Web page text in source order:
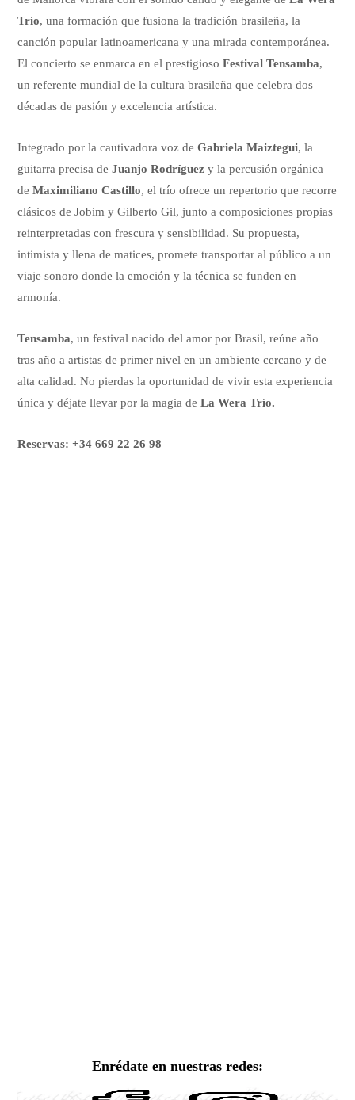
Trío, una formación que fusiona la tradición brasileña, la
canción popular latinoamericana y una mirada contemporánea.
El concierto se enmarca en el prestigiosoFestival Tensamba,
un referente mundial de la cultura brasileña que celebra dos
décadas de pasión y excelencia artística.
Integrado por la cautivadora voz deGabriela Maiztegui, la
guitarra precisa deJuanjo Rodríguez y la percusión orgánica
deMaximiliano Castillo, el trío ofrece un repertorio que recorre
clásicos de Jobim y Gilberto Gil, junto a composiciones propias
reinterpretadas con frescura y sensibilidad. Su propuesta,
intimista y llena de matices, promete transportar al público a un
viaje sonoro donde la emoción y la técnica se funden en
armonía.
Tensamba, un festival nacido del amor por Brasil, reúne año
tras año a artistas de primer nivel en un ambiente cercano y de
alta calidad. No pierdas la oportunidad de vivir esta experiencia
única y déjate llevar por la magia deLa Wera Trío.
Reservas: +34 669 22 26 98
Enrédate en nuestras redes: